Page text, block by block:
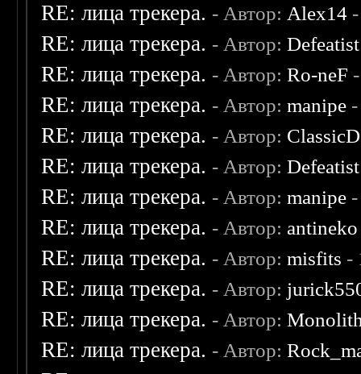
RE: лица трекера. - Автор: Alex14
RE: лица трекера. - Автор:Defeatist
RE: лица трекера. - Автор:Ro-neF
RE: лица трекера. - Автор:manipe
RE: лица трекера. - Автор:
RE: лица трекера. - Автор:Defeatist
RE: лица трекера. - Автор:manipe
RE: лица трекера. - Автор: antineko
RE: лица трекера. - Автор:misfits -
RE: лица трекера. - Автор:
RE: лица трекера. - Автор:
RE: лица трекера. - Автор: